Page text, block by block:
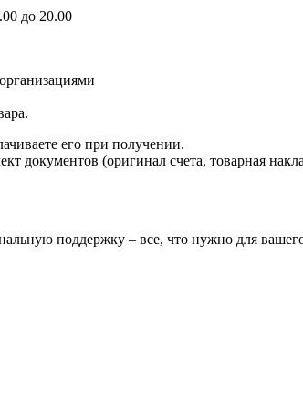
до 20.00
его при получении.
документов (оригинал счета, товарная
поддержку – все, что нужно для